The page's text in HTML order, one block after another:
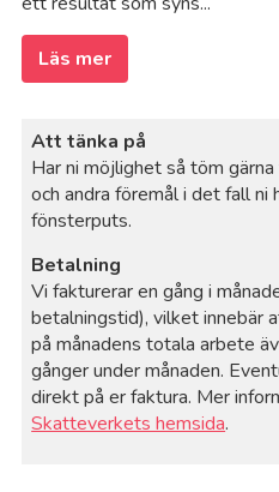
Läs mer
Att tänka på
Har ni möjlighet så töm
och andra föremål i det fall ni
fönsterputs.
Betalning
Vi fakturerar en gång i
betalningstid), vilket innebär
på månadens totala arbete
gånger under månaden.
direkt på er faktura. Mer
Skatteverkets hemsida.